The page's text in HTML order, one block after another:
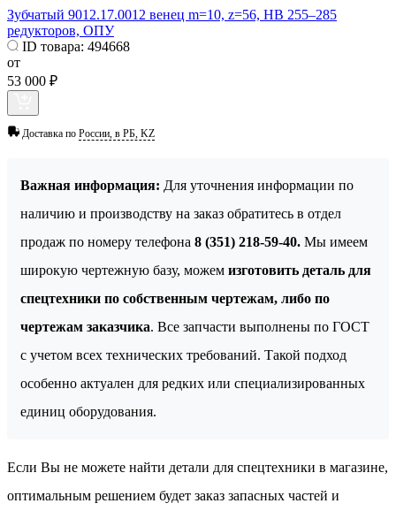
Зубчатый 9012.17.0012 венец m=10, z=56, HB 255–285
редукторов, ОПУ
ID товара: 494668
от
53 000 ₽
Доставка по России, в РБ, KZ
Важная информация: Для уточнения информации по
наличию и производству на заказ обратитесь в отдел
продаж по номеру телефона 8 (351) 218-59-40. Мы имеем
широкую чертежную базу, можем изготовить деталь для
спецтехники по собственным чертежам, либо по
чертежам заказчика. Все запчасти выполнены по ГОСТ
с учетом всех технических требований. Такой подход
особенно актуален для редких или специализированных
единиц оборудования.
Если Вы не можете найти детали для спецтехники в магазине,
оптимальным решением будет заказ запасных частей и